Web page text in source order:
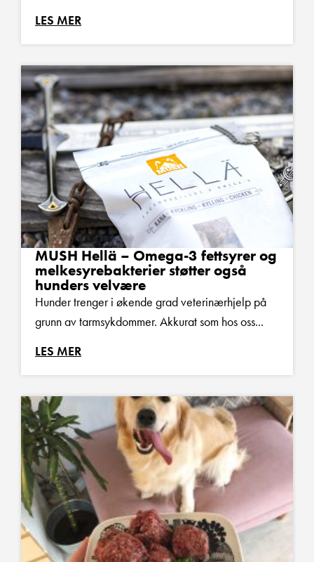
LES MER
MUSH Hellä – Omega-3 fettsyrer og
melkesyrebakterier støtter også
hunders velvære
Hunder trenger i økende grad veterinærhjelp på
grunn av tarmsykdommer. Akkurat som hos oss...
LES MER